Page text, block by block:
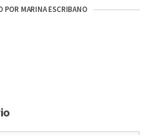
POR MARINA ESCRIBANO